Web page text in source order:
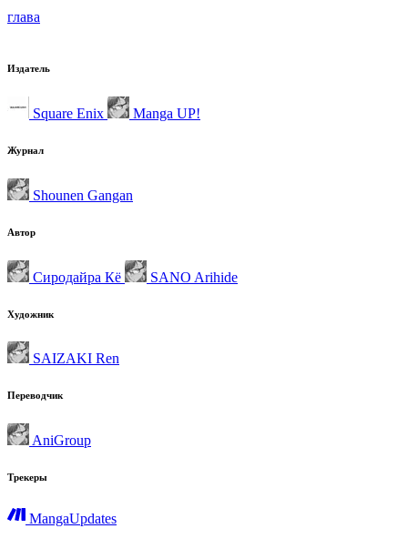
глава
Издатель
Square Enix Manga UP!
Журнал
Shounen Gangan
Автор
Сиродайра Кё SANO Arihide
Художник
SAIZAKI Ren
Переводчик
AniGroup
Трекеры
MangaUpdates